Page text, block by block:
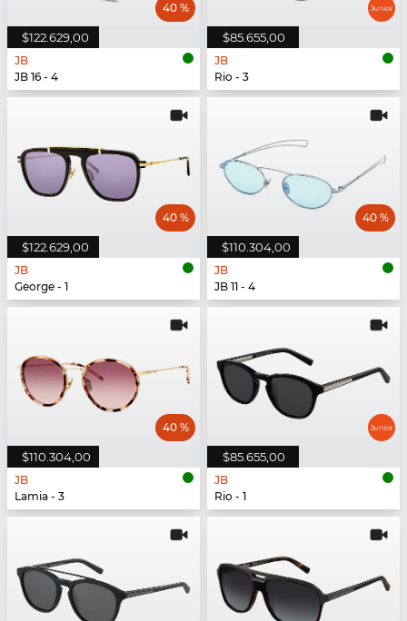
$122.629,00
40 %
JB
JB 16 - 4
$85.655,00
JB
Rio - 3
$122.629,00
40 %
JB
George - 1
$110.304,00
40 %
JB
JB 11 - 4
$110.304,00
40 %
JB
Lamia - 3
$85.655,00
JB
Rio - 1